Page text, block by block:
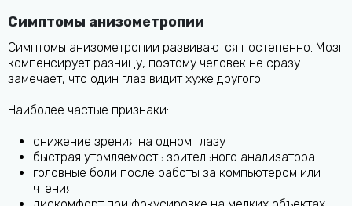
Симптомы анизометропии
Симптомы анизометропии развиваются постепенно. Мозг
компенсирует разницу, поэтому человек не сразу
замечает, что один глаз видит хуже другого.
Наиболее частые признаки:
снижение зрения на одном глазу
быстрая утомляемость зрительного анализатора
головные боли после работы за компьютером или
чтения